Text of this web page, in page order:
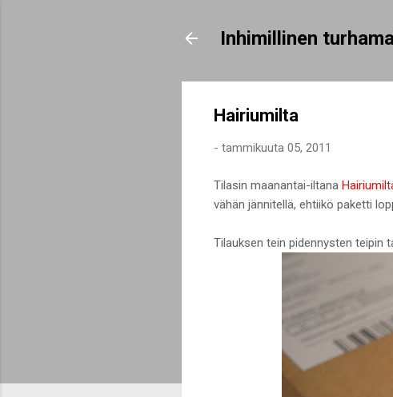
Inhimillinen
Hairiumilta
- tammikuuta 05, 2011
Tilasin maanantai-iltana
vähän jännitellä, ehtiikö paketti
Tilauksen tein pidennysten teipin